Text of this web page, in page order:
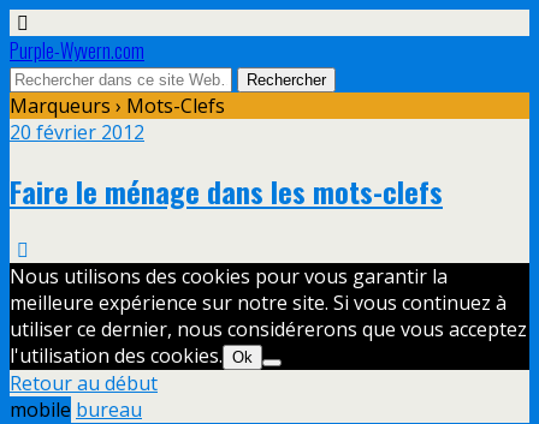
Purple-Wyvern.com
Marqueurs › Mots-Clefs
20 février 2012
Faire le ménage dans les mots-clefs
Nous utilisons des cookies pour vous garantir la
meilleure expérience sur notre site. Si vous continuez à
utiliser ce dernier, nous considérerons que vous acceptez
l'utilisation des cookies. Ok
Retour au début
mobile bureau